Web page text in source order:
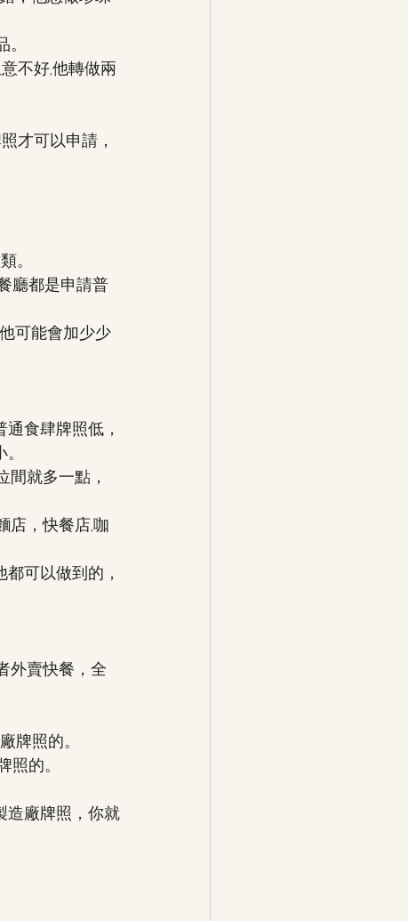
不好,他轉做兩
才可以申請，
。
廳都是申請普
可能會加少少
食肆牌照低，
就多一點，
店，快餐店,咖
可以做到的，
外賣快餐，全
牌照的。
的。
造廠牌照，你就